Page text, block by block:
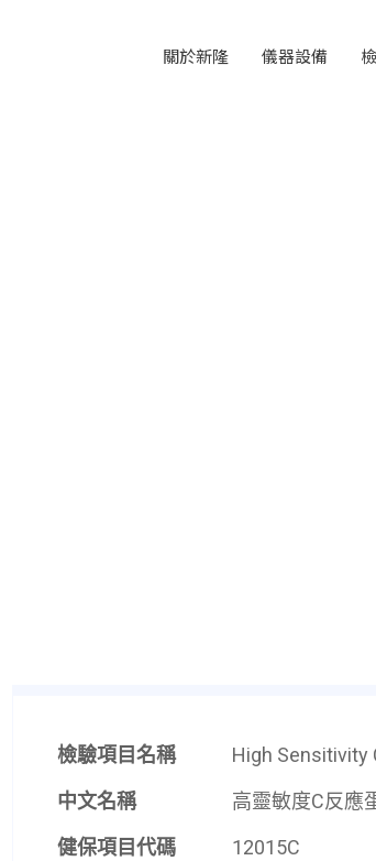
關於新隆 儀器設備
檢驗項目名稱
High Sensitivity
中文名稱
高靈敏度C反應
健保項目代碼
12015C